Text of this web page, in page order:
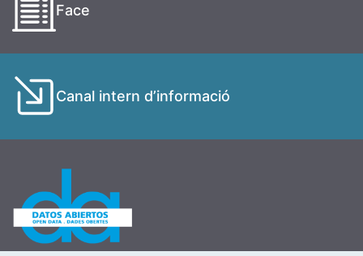
Face
Canal intern d’informació